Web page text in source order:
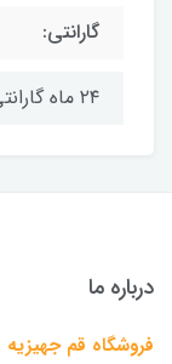
گارانتی:
۲۴ ماه گارانتی معتبر شرکت
درباره ما
فروشگاه قم جهیزیه